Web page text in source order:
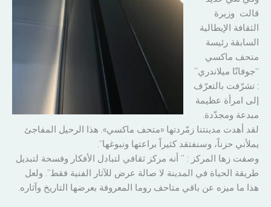
قالت وزيرة
الثقافة الإيطالية
السابقة رئيسة
متحف ماكسي
“جوفانّا ميلاندري”
: تشرّفت بالتعرّف
إلى امرأة عظيمة
مبدعة ومجدّدة.
لقد أهدت مدينتنا زمّردتها «متحف ماكسي». هذا الرحيل المفاجئ
يملأني حزناً، وسنفتقد كثيراً براعتها ونبوغها”.
وصفت زها المركز : ” أنه مركز ثقافي لتبادل الأفكار وفسحة لتبديل
طريقة الحياة في المدينة لا صالة عرض للآثار الفنية فقط”. ولعل
هذا ما ميزه عن باقي متاحف روما المعروفة بعرضها التاريخ وآثاره.